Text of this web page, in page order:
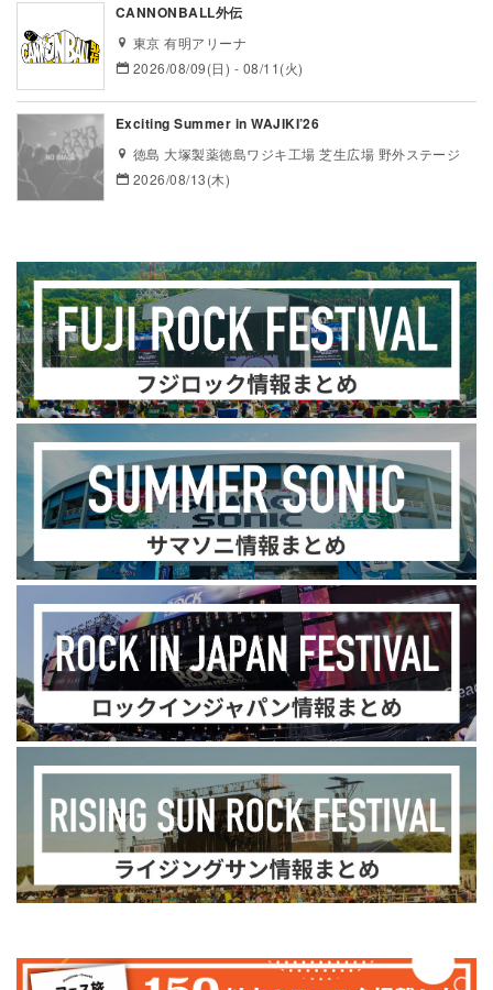
CANNONBALL外伝
東京 有明アリーナ
2026/08/09(日) - 08/11(火)
Exciting Summer in WAJIKI’26
徳島 大塚製薬徳島ワジキ工場 芝生広場 野外ステージ
2026/08/13(木)